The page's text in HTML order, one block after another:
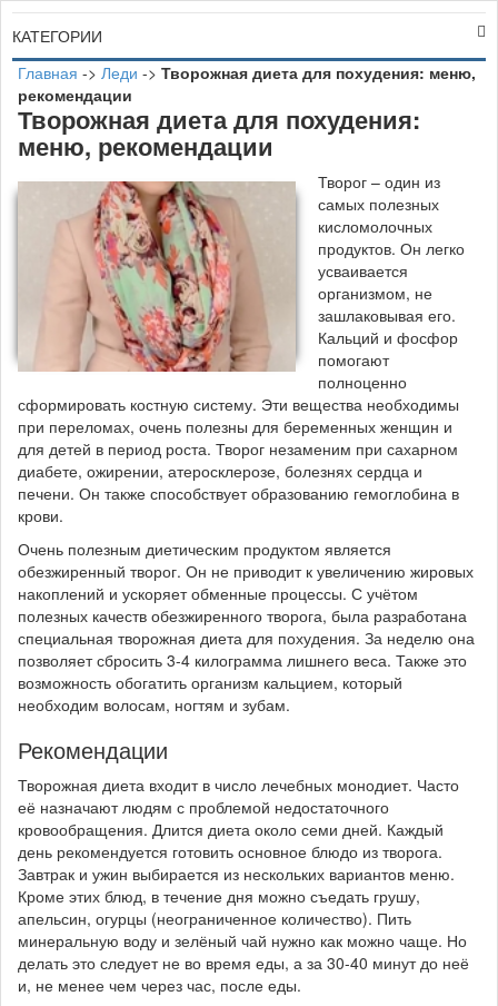
КАТЕГОРИИ
Главная -> Леди -> Творожная диета для похудения: меню,
рекомендации
Творожная диета для похудения:
меню, рекомендации
Творог – один из
самых полезных
кисломолочных
продуктов. Он легко
усваивается
организмом, не
зашлаковывая его.
Кальций и фосфор
помогают
полноценно
сформировать костную систему. Эти вещества необходимы
при переломах, очень полезны для беременных женщин и
для детей в период роста. Творог незаменим при сахарном
диабете, ожирении, атеросклерозе, болезнях сердца и
печени. Он также способствует образованию гемоглобина в
крови.
Очень полезным диетическим продуктом является
обезжиренный творог. Он не приводит к увеличению жировых
накоплений и ускоряет обменные процессы. С учётом
полезных качеств обезжиренного творога, была разработана
специальная творожная диета для похудения. За неделю она
позволяет сбросить 3-4 килограмма лишнего веса. Также это
возможность обогатить организм кальцием, который
необходим волосам, ногтям и зубам.
Рекомендации
Творожная диета входит в число лечебных монодиет. Часто
её назначают людям с проблемой недостаточного
кровообращения. Длится диета около семи дней. Каждый
день рекомендуется готовить основное блюдо из творога.
Завтрак и ужин выбирается из нескольких вариантов меню.
Кроме этих блюд, в течение дня можно съедать грушу,
апельсин, огурцы (неограниченное количество). Пить
минеральную воду и зелёный чай нужно как можно чаще. Но
делать это следует не во время еды, а за 30-40 минут до неё
и, не менее чем через час, после еды.